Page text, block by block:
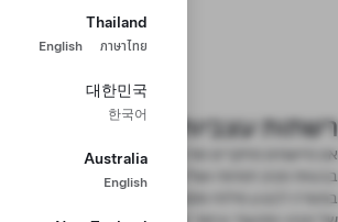
Thailand
ภาษาไทย
English
대한민국
한국어
Australia
English
רשתות עצביות
אנו מיישמים מחקרים פורצי דרך להכשרת רשתות
בבעיות סביב תפיסה ושליטה. רשתות המצלמה שלנו
במטרה לבצע פילוח סמנטי, זיהוי אובייקטים והערכת